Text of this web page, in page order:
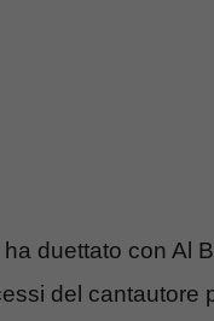
duettato con Al
del cantautore